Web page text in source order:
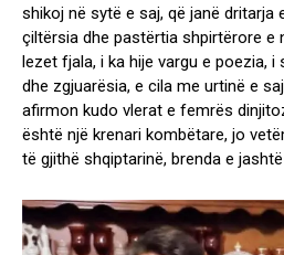
shikoj në sytë e saj, që janë dritarja
çiltërsia dhe pastërtia shpirtërore e
lezet fjala, i ka hije vargu e poezia, i
dhe zgjuarësia, e cila me urtinë e
afirmon kudo vlerat e femrës
është një krenari kombëtare, jo
të gjithë shqiptarinë, brenda e